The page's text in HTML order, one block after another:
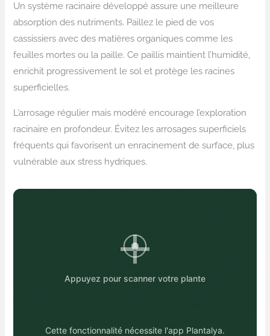
Un système racinaire développé assure une meilleure
absorption des nutriments. Paillez le pied de vos
cassissiers avec des matières organiques comme les
feuilles mortes ou la paille. Ce paillis maintient l’humidité,
enrichit progressivement le sol et protège les racines
superficielles.
L’arrosage régulier mais modéré encourage l’exploration
racinaire en profondeur. Évitez les arrosages superficiels
fréquents qui favorisent un enracinement de surface, plus
vulnérable aux stress hydriques.
Appuyez pour scanner votre plante
Cette fonctionnalité nécessite l'app Plantalya.